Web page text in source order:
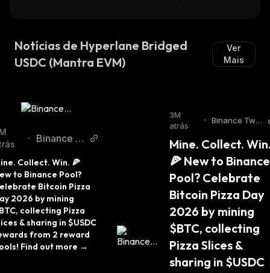
Notícias de Hyperlane Bridged
USDC (Mantra EVM)
Ver
Mais
•
Binance T
Collect. Win. 🍕
to Binance Pool?
Bitcoin Pizza
2026 by mining
collecting Pizza
& sharing in $USDC
from 2 reward
Find out more →
3M
atrás
• Binance Twitt
Mine. Collect.
🍕 New to Binance
Pool? Celebrate
Bitcoin Pizza Day
2026 by mining
$BTC, collecting
Pizza Slices &
sharing in $USDC